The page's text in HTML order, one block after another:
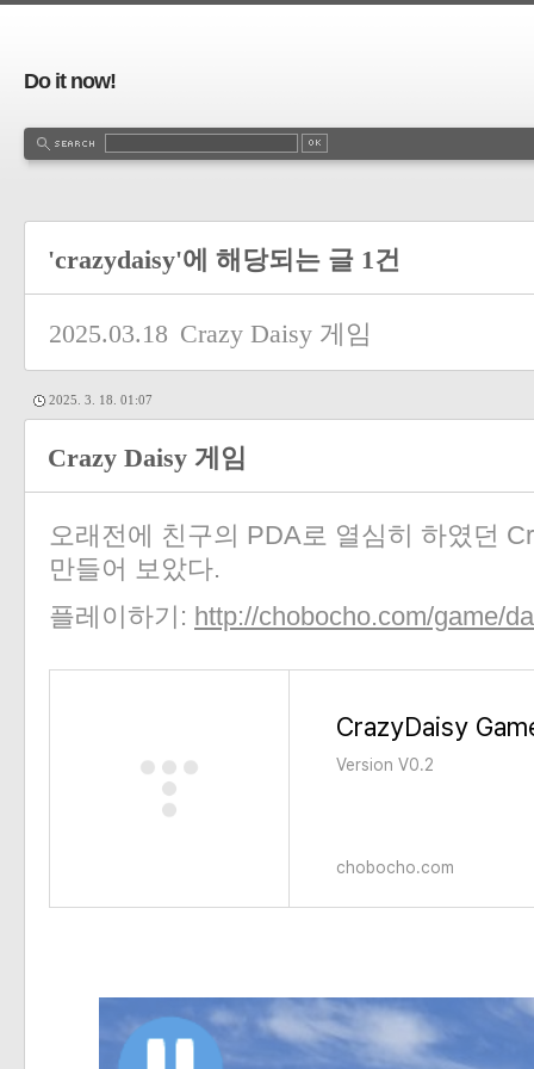
Do it now!
'crazydaisy'에 해당되는 글 1건
2025.03.18 Crazy Daisy 게임
2025. 3. 18. 01:07
Crazy Daisy 게임
오래전에 친구의 PDA로 열심히 하였던
만들어 보았다.
플레이하기: http://chobocho.com/game/
CrazyDaisy
Version V0.2
chobocho.com